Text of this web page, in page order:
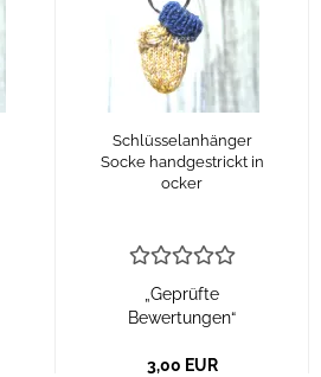
Schlüsselanhänger
Socke handgestrickt in
ocker
„Geprüfte
Bewertungen“
3,00 EUR